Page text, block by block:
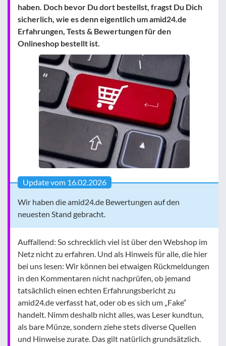
haben. Doch bevor Du dort bestellst, fragst Du Dich
sicherlich, wie es denn eigentlich um amid24.de
Erfahrungen, Tests & Bewertungen für den
Onlineshop bestellt ist.
Update vom 16.02.2026
Wir haben die amid24.de Bewertungen auf den
neuesten Stand gebracht.
Auffallend: So schrecklich viel ist über den Webshop im
Netz nicht zu erfahren. Und als Hinweis für alle, die hier
bei uns lesen: Wir können bei etwaigen Rückmeldungen
in den Kommentaren nicht nachprüfen, ob jemand
tatsächlich einen echten Erfahrungsbericht zu
amid24.de verfasst hat, oder ob es sich um „Fake“
handelt. Nimm deshalb nicht alles, was Leser kundtun,
als bare Münze, sondern ziehe stets diverse Quellen
und Hinweise zurate. Das gilt natürlich grundsätzlich.